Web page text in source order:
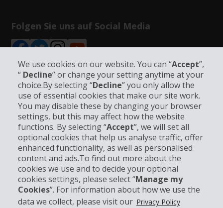
We use cookies on our website. You can “Accept”,
“ Decline” or change your setting anytime at your
choice.By selecting “Decline” you only allow the
use of essential cookies that make our site work.
You may disable these by changing your browser
settings, but this may affect how the website
functions. By selecting “Accept”, we will set all
optional cookies that help us analyse traffic, offer
enhanced functionality, as well as personalised
content and ads.To find out more about the
cookies we use and to decide your optional
cookies settings, please select “Manage my
Cookies”. For information about how we use the
data we collect, please visit our Privacy Policy
Folgen Sie uns auf Social Media
Unternehmensinformation
Partner
Kundenservice
Mieten bei Hertz